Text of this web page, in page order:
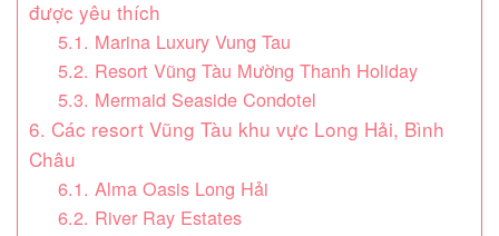
được yêu thích
5.1. Marina Luxury Vung Tau
5.2. Resort Vũng Tàu Mường Thanh Holiday
5.3. Mermaid Seaside Condotel
6. Các resort Vũng Tàu khu vực Long Hải, Bình
Châu
6.1. Alma Oasis Long Hải
6.2. River Ray Estates